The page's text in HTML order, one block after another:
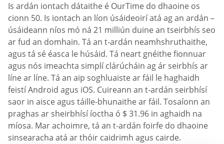
Is ardán iontach dátaithe é OurTime do dhaoine os
cionn 50. Is iontach an líon úsáideoirí atá ag an ardán –
úsáideann níos mó ná 21 milliún duine an tseirbhís seo
ar fud an domhain. Tá an t-ardán neamhshruthaithe,
agus tá sé éasca le húsáid. Tá neart gnéithe fionnuar
agus nós imeachta simplí clárúcháin ag ár seirbhís ar
líne ar líne. Tá an aip soghluaiste ar fáil le haghaidh
feistí Android agus iOS. Cuireann an t-ardán seirbhísí
saor in aisce agus táille-bhunaithe ar fáil. Tosaíonn an
praghas ar sheirbhísí íoctha ó $ 31.96 in aghaidh na
míosa. Mar achoimre, tá an t-ardán foirfe do dhaoine
sinsearacha atá ar thóir caidrimh agus cairde.